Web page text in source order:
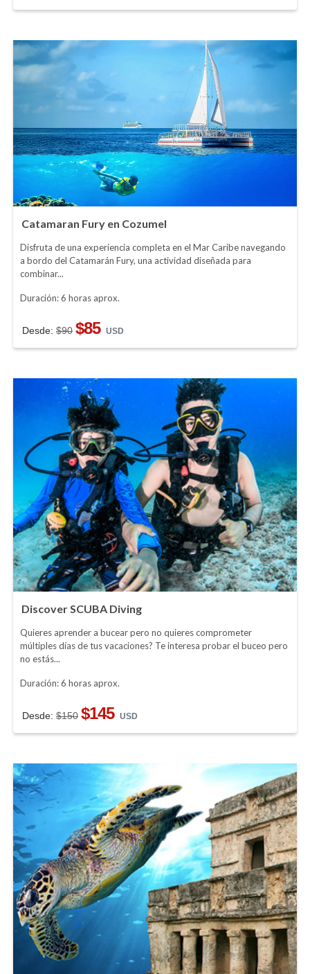
Catamaran Fury en Cozumel
Disfruta de una experiencia completa en el Mar Caribe navegando
a bordo del Catamarán Fury, una actividad diseñada para
combinar...
Duración: 6 horas aprox.
Desde: $90 $85 USD
Discover SCUBA Diving
Quieres aprender a bucear pero no quieres comprometer
múltiples días de tus vacaciones? Te interesa probar el buceo pero
no estás...
Duración: 6 horas aprox.
Desde: $150 $145 USD